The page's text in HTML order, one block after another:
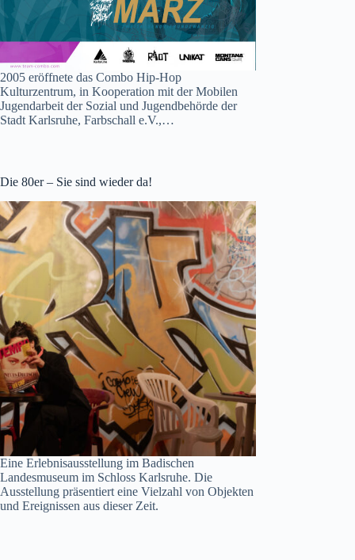
2005 eröffnete das Combo Hip-Hop
Kulturzentrum, in Kooperation mit der Mobilen
Jugendarbeit der Sozial und Jugendbehörde der
Stadt Karlsruhe, Farbschall e.V.,…
Die 80er – Sie sind wieder da!
Eine Erlebnisausstellung im Badischen
Landesmuseum im Schloss Karlsruhe. Die
Ausstellung präsentiert eine Vielzahl von Objekten
und Ereignissen aus dieser Zeit.